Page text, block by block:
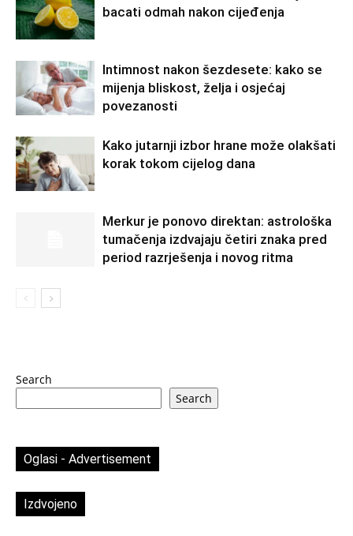
bacati odmah nakon cijeđenja
Intimnost nakon šezdesete: kako se
mijenja bliskost, želja i osjećaj
povezanosti
Kako jutarnji izbor hrane može olakšati
korak tokom cijelog dana
Merkur je ponovo direktan: astrološka
tumačenja izdvajaju četiri znaka pred
period razrješenja i novog ritma
Search
Search
Oglasi - Advertisement
Izdvojeno